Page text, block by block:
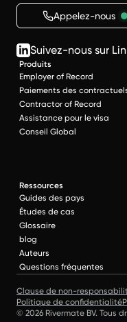
Appelez-nous
Suivez-nous sur
Produits
Employer of Record
Paiements des
Contractor of Record
Assistance pour le visa
Conseil Global
Ressources
Guides des pays
Études de cas
Glossaire
blog
Auteurs
Questions fréquentes
Clause de non-
Politique de confidentialité
© 2026 Rivermate BV. Tous